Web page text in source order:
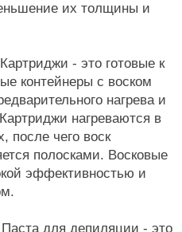
их толщины и
Картриджи - это готовые к
контейнеры с воском
нагрева и
нагреваются в
после чего воск
полосками. Восковые
эффективностью и
Паста для депиляции - это